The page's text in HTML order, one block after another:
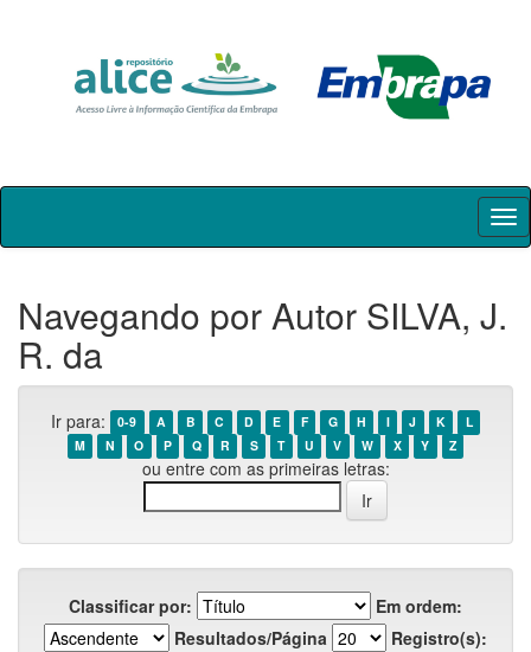
Skip
Navegando por Autor SILVA, J.
R. da
Ir para: 0-9 A B C D E F G H I J K
L
M
N O P Q R S T U V W X Y Z
ou entre com as primeiras letras:
Classificar por:
Em ordem:
Resultados/Página
Registro(s):